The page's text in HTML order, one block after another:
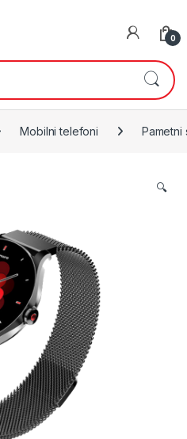
0
Mobilni telefoni Pametni
🔍